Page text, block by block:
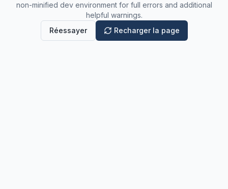
non-minified dev environment for full errors and additional
helpful warnings.
Réessayer
Recharger la page